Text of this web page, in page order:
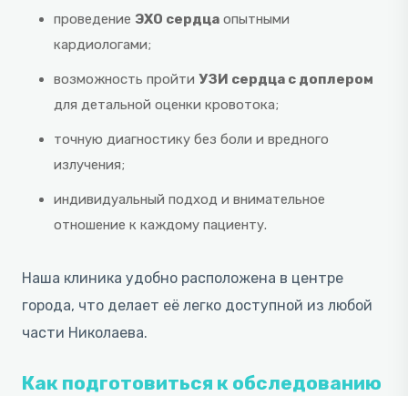
проведение ЭХО сердца опытными
кардиологами;
возможность пройти УЗИ сердца с доплером
для детальной оценки кровотока;
точную диагностику без боли и вредного
излучения;
индивидуальный подход и внимательное
отношение к каждому пациенту.
Наша клиника удобно расположена в центре
города, что делает её легко доступной из любой
части Николаева.
Как подготовиться к обследованию